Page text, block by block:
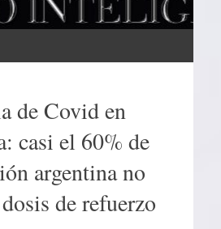
de Covid en
casi el 60% de
argentina no
de refuerzo